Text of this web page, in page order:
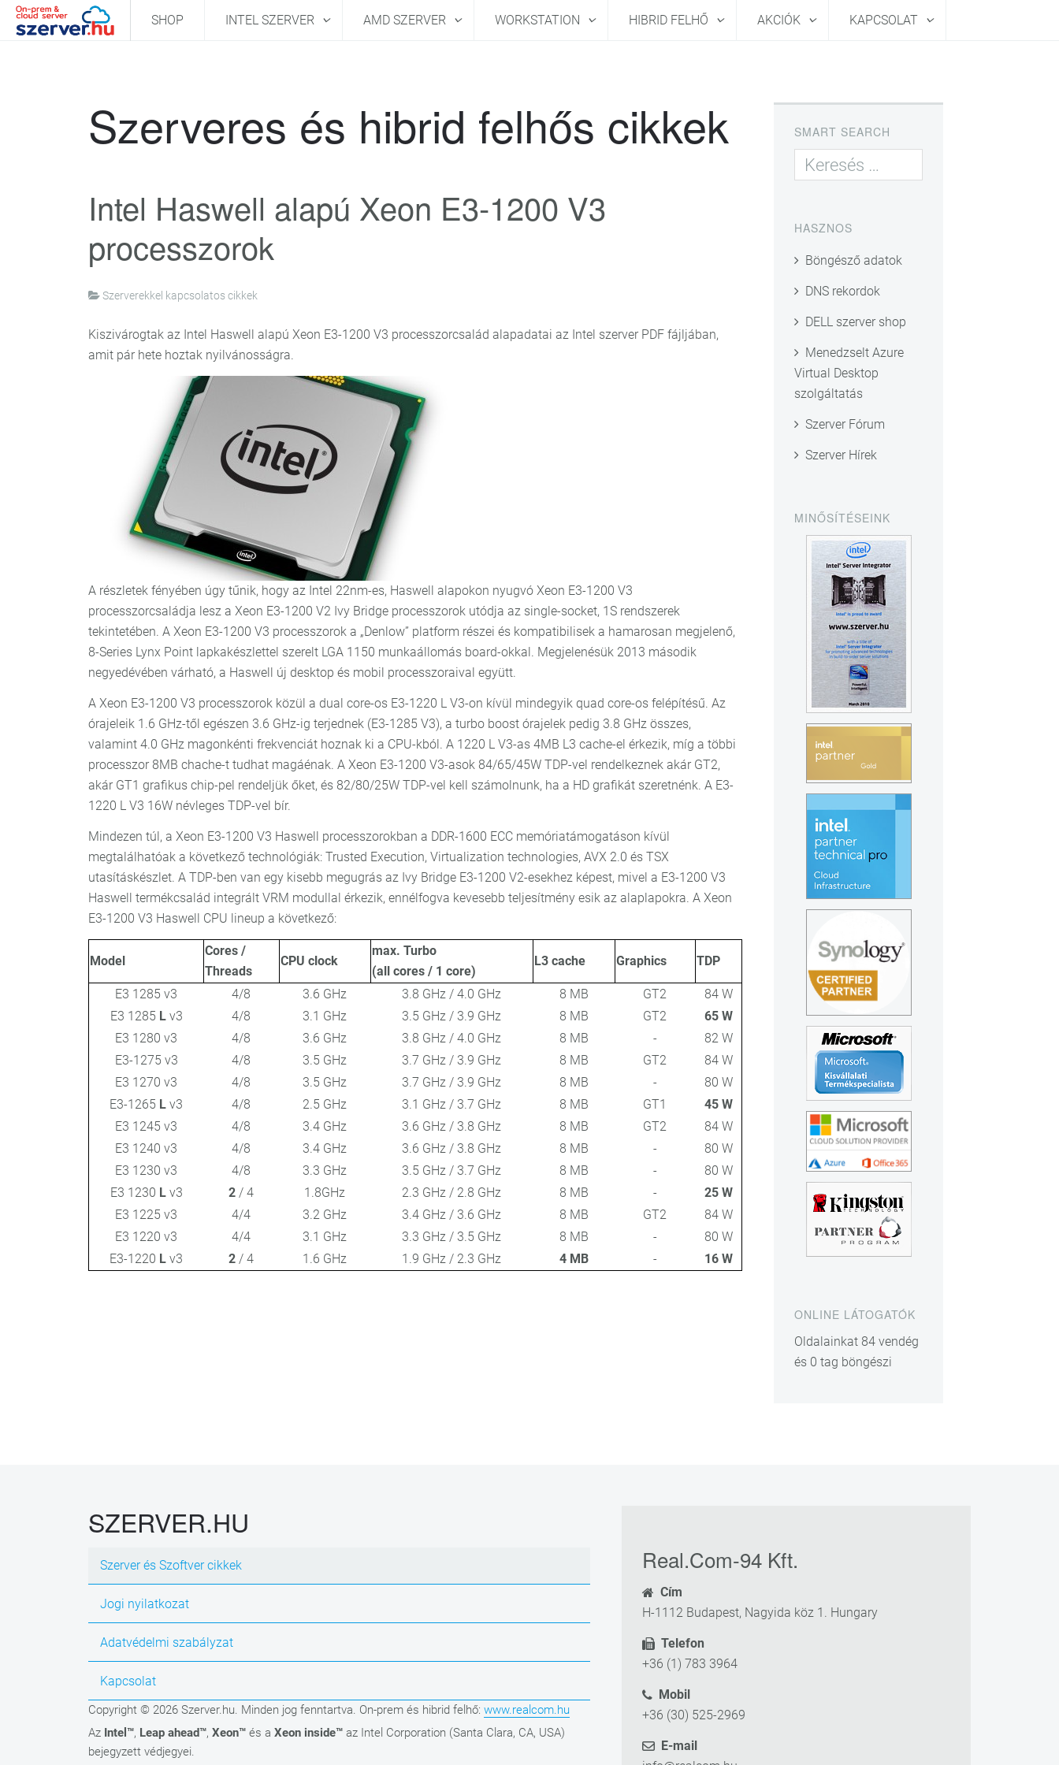
SHOP INTEL SZERVER AMD SZERVER WORKSTATION HIBRID FELHŐ AKCIÓK KAPCSOLAT
Szerveres és hibrid felhős cikkek
Intel Haswell alapú Xeon E3-1200 V3
processzorok
Szerverekkel kapcsolatos cikkek
Kiszivárogtak az Intel Haswell alapú Xeon E3-1200 V3 processzorcsalád alapadatai az Intel szerver PDF fájljában,
amit pár hete hoztak nyilvánosságra.
A részletek fényében úgy tűnik, hogy az Intel 22nm-es, Haswell alapokon nyugvó Xeon E3-1200 V3
processzorcsaládja lesz a Xeon E3-1200 V2 Ivy Bridge processzorok utódja az single-socket, 1S rendszerek
tekintetében. A Xeon E3-1200 V3 processzorok a „Denlow” platform részei és kompatibilisek a hamarosan megjelenő,
8-Series Lynx Point lapkakészlettel szerelt LGA 1150 munkaállomás board-okkal. Megjelenésük 2013 második
negyedévében várható, a Haswell új desktop és mobil processzoraival együtt.
A Xeon E3-1200 V3 processzorok közül a dual core-os E3-1220 L V3-on kívül mindegyik quad core-os felépítésű. Az
órajeleik 1.6 GHz-től egészen 3.6 GHz-ig terjednek (E3-1285 V3), a turbo boost órajelek pedig 3.8 GHz összes,
valamint 4.0 GHz magonkénti frekvenciát hoznak ki a CPU-kból. A 1220 L V3-as 4MB L3 cache-el érkezik, míg a többi
processzor 8MB chache-t tudhat magáénak. A Xeon E3-1200 V3-asok 84/65/45W TDP-vel rendelkeznek akár GT2,
akár GT1 grafikus chip-pel rendeljük őket, és 82/80/25W TDP-vel kell számolnunk, ha a HD grafikát szeretnénk. A E3-
1220 L V3 16W névleges TDP-vel bír.
Mindezen túl, a Xeon E3-1200 V3 Haswell processzorokban a DDR-1600 ECC memóriatámogatáson kívül
megtalálhatóak a következő technológiák: Trusted Execution, Virtualization technologies, AVX 2.0 és TSX
utasításkészlet. A TDP-ben van egy kisebb megugrás az Ivy Bridge E3-1200 V2-esekhez képest, mivel a E3-1200 V3
Haswell termékcsalád integrált VRM modullal érkezik, ennélfogva kevesebb teljesítmény esik az alaplapokra. A Xeon
E3-1200 V3 Haswell CPU lineup a következő:
Model
Cores /
Threads
CPU clock
max. Turbo
(all cores / 1 core)
L3 cache Graphics TDP
E3 1285 v3 4/8 3.6 GHz 3.8 GHz / 4.0 GHz 8 MB GT2
84 W
E3 1285 Lv3 4/8 3.1 GHz 3.5 GHz / 3.9 GHz 8 MB GT2
65 W
E3 1280 v3
4/8 3.6 GHz 3.8 GHz / 4.0 GHz 8 MB -
82 W
E3-1275 v3
4/8 3.5 GHz 3.7 GHz / 3.9 GHz 8 MB GT2
84 W
E3 1270 v3
4/8 3.5 GHz 3.7 GHz / 3.9 GHz 8 MB -
80 W
E3-1265 L v3 4/8 2.5 GHz 3.1 GHz / 3.7 GHz 8 MB GT1
45 W
E3 1245 v3
4/8 3.4 GHz 3.6 GHz / 3.8 GHz 8 MB GT2
84 W
E3 1240 v3
4/8 3.4 GHz 3.6 GHz / 3.8 GHz 8 MB -
80 W
E3 1230 v3
4/8 3.3 GHz 3.5 GHz / 3.7 GHz 8 MB -
80 W
E3 1230 Lv3 2 / 4 1.8GHz 2.3 GHz / 2.8 GHz 8 MB -
25 W
E3 1225 v3
4/4 3.2 GHz 3.4 GHz / 3.6 GHz 8 MB GT2
84 W
E3 1220 v3
4/4 3.1 GHz 3.3 GHz / 3.5 GHz 8 MB -
80 W
E3-1220 L v3 2 / 4 1.6 GHz 1.9 GHz / 2.3 GHz 4 MB - 16 W
SMART SEARCH
HASZNOS
Böngésző adatok
DNS rekordok
DELL szerver shop
Menedzselt Azure
Virtual Desktop
szolgáltatás
Szerver Fórum
Szerver Hírek
MINŐSÍTÉSEINK
ONLINE LÁTOGATÓK
Oldalainkat 84 vendég
és 0 tag böngészi
SZERVER.HU
Szerver és Szoftver cikkek
Jogi nyilatkozat
Adatvédelmi szabályzat
Kapcsolat
Copyright © 2026 Szerver.hu. Minden jog fenntartva. On-prem és hibrid felhő: www.realcom.hu
Az Intel™, Leap ahead™, Xeon™ és a Xeon inside™ az Intel Corporation (Santa Clara, CA, USA)
bejegyzett védjegyei.
Real.Com-94 Kft.
Cím
H-1112 Budapest, Nagyida köz 1. Hungary
Telefon
+36 (1) 783 3964
Mobil
+36 (30) 525-2969
E-mail